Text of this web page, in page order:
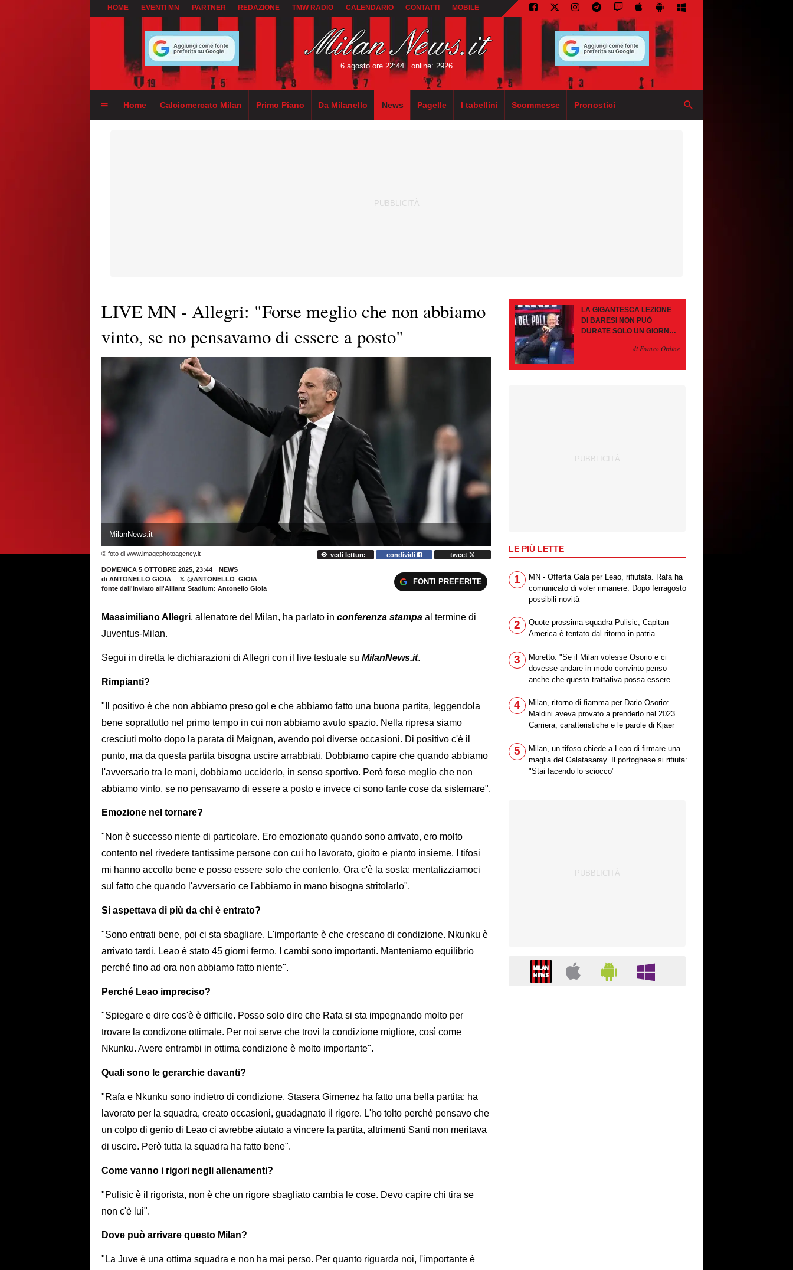
HOME EVENTI MN PARTNER REDAZIONE TMW RADIO CALENDARIO CONTATTI MOBILE
6 agosto ore 22:44 online: 2926
Home Calciomercato Milan Primo Piano Da Milanello News Pagelle I tabellini Scommesse Pronostici
LIVE MN - Allegri: "Forse meglio che non abbiamo
vinto, se no pensavamo di essere a posto"
MilanNews.it
© foto di www.imagephotoagency.it vedi letture condividi tweet
DOMENICA 5 OTTOBRE 2025, 23:44
NEWS
di ANTONELLO GIOIA
@ANTONELLO_GIOIA
fonte dall'inviato all'Allianz Stadium: Antonello Gioia
FONTI PREFERITE
Massimiliano Allegri, allenatore del Milan, ha parlato in conferenza stampa al termine di
Juventus-Milan.
Segui in diretta le dichiarazioni di Allegri con il live testuale su MilanNews.it.
Rimpianti?
"Il positivo è che non abbiamo preso gol e che abbiamo fatto una buona partita, leggendola
bene soprattutto nel primo tempo in cui non abbiamo avuto spazio. Nella ripresa siamo
cresciuti molto dopo la parata di Maignan, avendo poi diverse occasioni. Di positivo c'è il
punto, ma da questa partita bisogna uscire arrabbiati. Dobbiamo capire che quando abbiamo
l'avversario tra le mani, dobbiamo ucciderlo, in senso sportivo. Però forse meglio che non
abbiamo vinto, se no pensavamo di essere a posto e invece ci sono tante cose da sistemare".
Emozione nel tornare?
"Non è successo niente di particolare. Ero emozionato quando sono arrivato, ero molto
contento nel rivedere tantissime persone con cui ho lavorato, gioito e pianto insieme. I tifosi
mi hanno accolto bene e posso essere solo che contento. Ora c'è la sosta: mentalizziamoci
sul fatto che quando l'avversario ce l'abbiamo in mano bisogna stritolarlo".
Si aspettava di più da chi è entrato?
"Sono entrati bene, poi ci sta sbagliare. L'importante è che crescano di condizione. Nkunku è
arrivato tardi, Leao è stato 45 giorni fermo. I cambi sono importanti. Manteniamo equilibrio
perché fino ad ora non abbiamo fatto niente".
Perché Leao impreciso?
"Spiegare e dire cos'è è difficile. Posso solo dire che Rafa si sta impegnando molto per
trovare la condizone ottimale. Per noi serve che trovi la condizione migliore, così come
Nkunku. Avere entrambi in ottima condizione è molto importante".
Quali sono le gerarchie davanti?
"Rafa e Nkunku sono indietro di condizione. Stasera Gimenez ha fatto una bella partita: ha
lavorato per la squadra, creato occasioni, guadagnato il rigore. L'ho tolto perché pensavo che
un colpo di genio di Leao ci avrebbe aiutato a vincere la partita, altrimenti Santi non meritava
di uscire. Però tutta la squadra ha fatto bene".
Come vanno i rigori negli allenamenti?
"Pulisic è il rigorista, non è che un rigore sbagliato cambia le cose. Devo capire chi tira se
non c'è lui".
Dove può arrivare questo Milan?
"La Juve è una ottima squadra e non ha mai perso. Per quanto riguarda noi, l'importante è
LA GIGANTESCA LEZIONE
DI BARESI NON PUÒ
DURATE SOLO UN GIORNO.
CONTROMOSSEdi Franco Ordine
LE PIÙ LETTE
1
MN - Offerta Gala per Leao, rifiutata. Rafa ha
comunicato di voler rimanere. Dopo ferragosto
possibili novità
2
Quote prossima squadra Pulisic, Capitan
America è tentato dal ritorno in patria
3
Moretto: "Se il Milan volesse Osorio e ci
dovesse andare in modo convinto penso
anche che questa trattativa possa essere
4
Milan, ritorno di fiamma per Dario Osorio:
Maldini aveva provato a prenderlo nel 2023.
Carriera, caratteristiche e le parole di Kjaer
5
Milan, un tifoso chiede a Leao di firmare una
maglia del Galatasaray. Il portoghese si rifiuta:
"Stai facendo lo sciocco"